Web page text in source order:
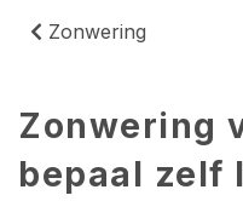
Zonwering
Zonwering
bepaal zelf